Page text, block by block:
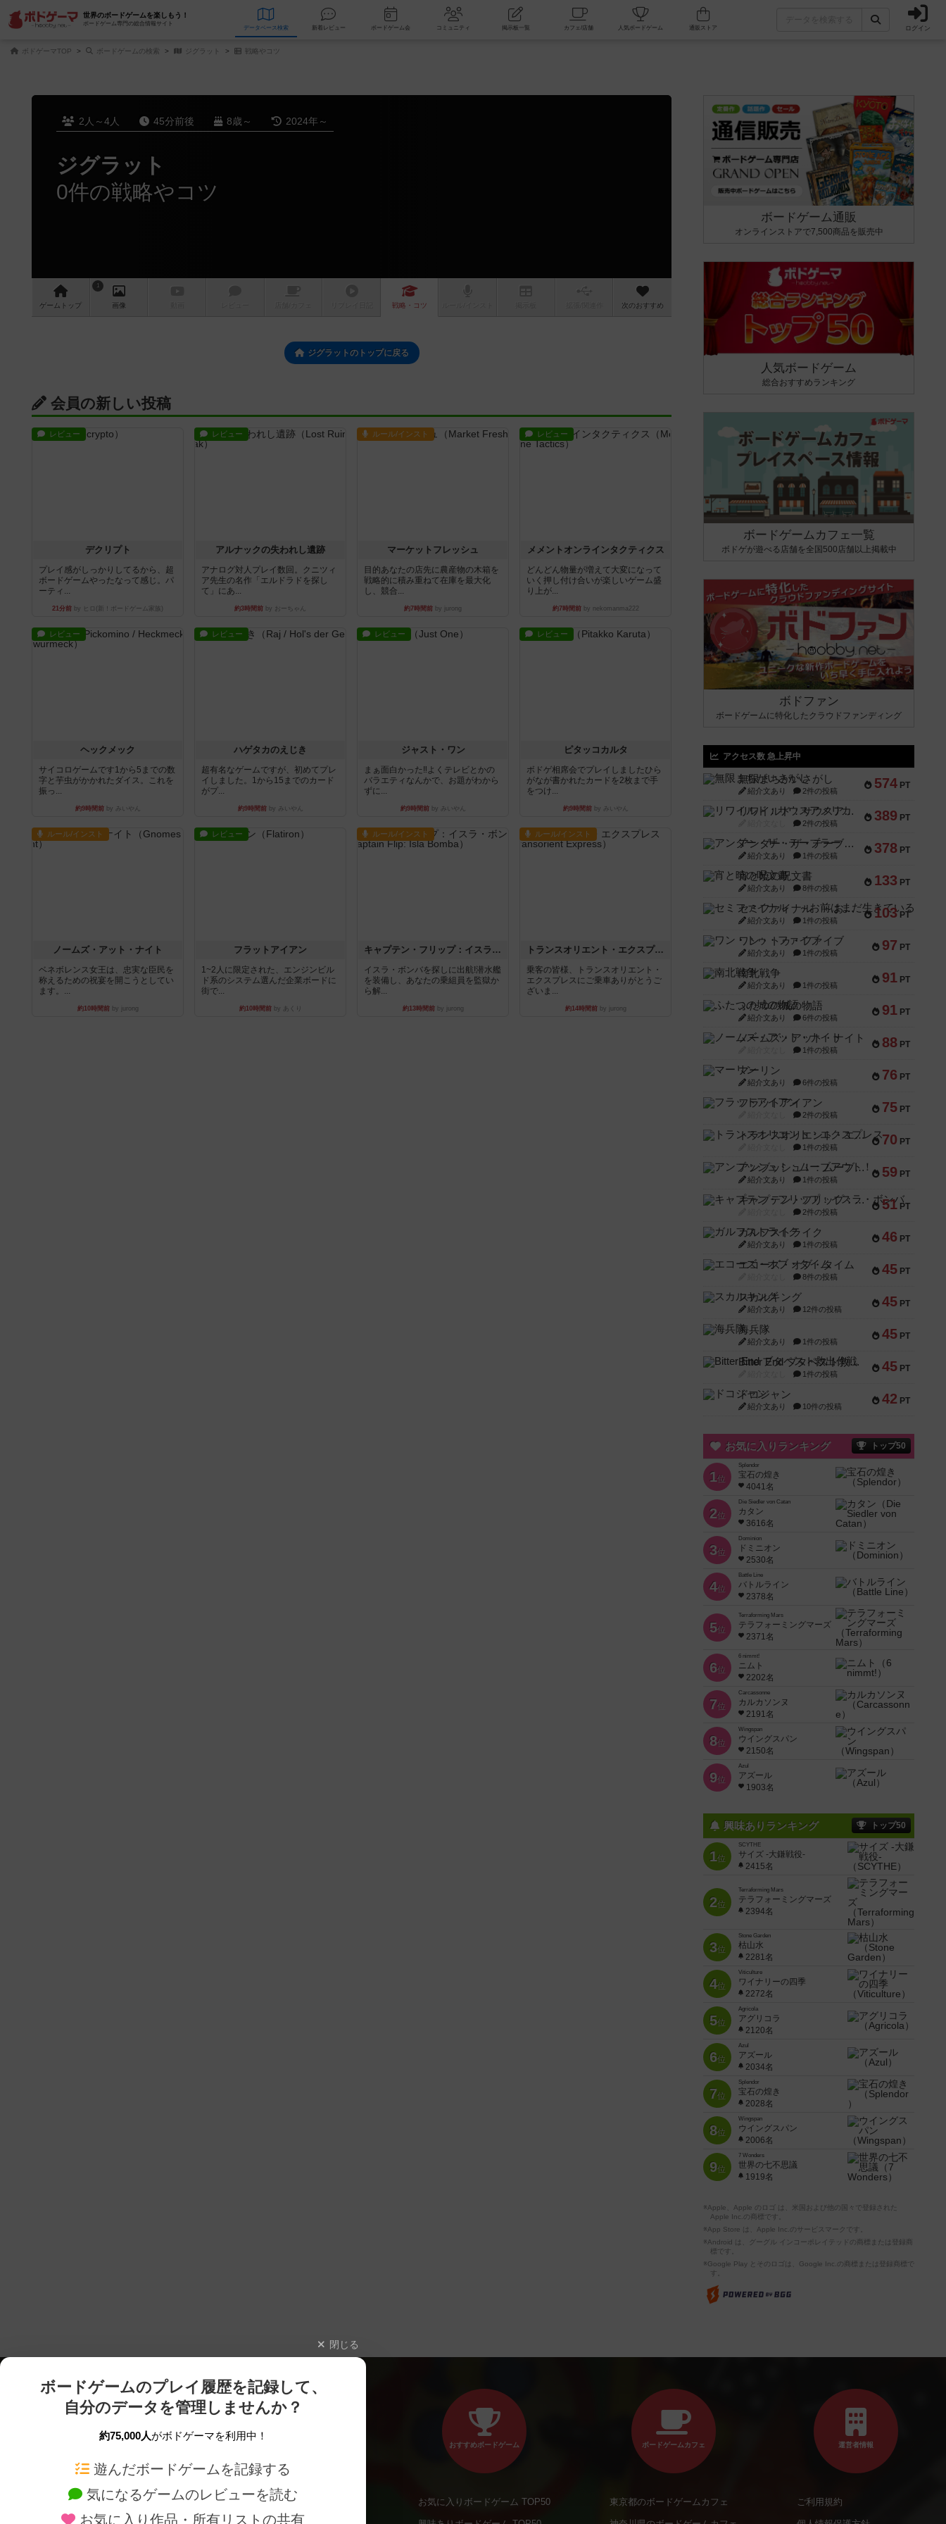
世界のボードゲームを楽しもう！
ボードゲーム専門の総合情報サイト
データベース 検索 新着レビュー ボードゲーム会 コミュニティ 掲示板一覧 カフェ/店舗 人気ボードゲーム ログイン
ボドゲーマTOP ボードゲームの検索 ジグラット 戦略やコツ
2人～4人 45分前後 8歳～ 2024年～
ジグラット
0件の戦略やコツ
ゲーム トップ
1
画像 戦略 ・コツ 次のおすすめ
ジグラットのトップに戻る
会員の新しい投稿
レビュー
デクリプト
プレイ感がしっかりしてるから、超
ボードゲームやったなって感じ。パ
ーティ...
21分前 by ヒロ(新！ボードゲーム家族)
レビュー
アルナックの失われし遺跡
アナログ対人プレイ数回。クニツィ
ア先生の名作「エルドラドを探し
て」にあ...
約3時間前 by おーちゃん
ルール/インスト
マーケットフレッシュ
目的あなたの店先に農産物の木箱を
戦略的に積み重ねて在庫を最大化
し、競合...
約7時間前 by jurong
レビュー
メメントオンラインタクティクス
どんどん物量が増えて大変になって
いく押し付け合いが楽しいゲーム盛
り上が...
約7時間前by nekomanma222
レビュー
ヘックメック
サイコロゲームです1から5までの数
字と芋虫がかかれたダイス。これを
振っ...
約9時間前by みいやん
レビュー
ハゲタカのえじき
超有名なゲームですが、初めてプレ
イしました。1から15までのカード
がプ...
約9時間前by みいやん
レビュー
ジャスト・ワン
まぁ面白かった‼️よくテレビとかの
バラエティなんかで、お題がわから
ずに...
約9時間前by みいやん
レビュー
ピタッコカルタ
ボドゲ相席会でプレイしましたひら
がなが書かれたカードを2枚まで手
をつけ...
約9時間前by みいやん
ルール/インスト
ノームズ・アット・ナイト
ベネボレンス女王は、忠実な臣民を
称えるための祝宴を開こうとしてい
ます。...
約10時間前by jurong
レビュー
フラットアイアン
1~2人に限定された、エンジンビル
ド系のシステム選んだ企業ボードに
街で...
約10時間前by あくり
ルール/インスト
キャプテン・フリップ：イスラ・ボンバ
イスラ・ボンバを探しに出航!潜水艦
を装備し、あなたの乗組員を監獄か
ら解...
約13時間前by jurong
ルール/インスト
トランスオリエント・エクスプレス
乗客の皆様、トランスオリエント・
エクスプレスにご乗車ありがとうご
ざいま...
約14時間前by jurong
ボードゲーム通販
オンラインストアで7,500商品を販売中
人気ボードゲーム
総合おすすめランキング
ボードゲームカフェ一覧
ボドゲが遊べる店舗を全国500店舗以上掲載中
ボドファン
ボードゲームに特化したクラウドファンディング
アクセス数 急上昇中
574 PT
無限まちがいさがし
紹介文あり 2件の投稿
389 PT
リワイルド：サウスアメリカ
2件の投稿
378 PT
アンダー・ザ・テーブラー
紹介文あり 1件の投稿
133 PT
宵と暁の呪文書
紹介文あり 8件の投稿
103 PT
セミファイナル ～お前はまだ生きている～
紹介文あり 1件の投稿
97 PT
ワン・トゥ・ファイブ
紹介文あり 1件の投稿
91 PT
南北戦争
紹介文あり 1件の投稿
91 PT
ふたつの城の物語
紹介文あり 6件の投稿
88 PT
ノームズ・アット・ナイト
1件の投稿
76 PT
マーリン
紹介文あり 6件の投稿
75 PT
フラットアイアン
2件の投稿
70 PT
トランスオリエント・エクスプレス
1件の投稿
59 PT
アンブッシュ！：ムーブアウト！
紹介文あり 1件の投稿
51 PT
キャプテン・フリップ：イスラ・ボンバ
2件の投稿
46 PT
ガルフストライク
紹介文あり 1件の投稿
45 PT
エコーズ・オブ・タイム
8件の投稿
45 PT
スカルキング
紹介文あり 12件の投稿
45 PT
海兵隊
紹介文あり 1件の投稿
45 PT
Bitter End ブタペスト救出作戦
1件の投稿
42 PT
ドコジャン
紹介文あり 10件の投稿
お気に入りランキング トップ50
1位
Splendor
宝石の煌き
4041名
2位
Die Siedler von Catan
カタン
3616名
3位
Dominion
ドミニオン
2530名
4位
Battle Line
バトルライン
2378名
5位
Terraforming Mars
テラフォーミングマーズ
2371名
6位
6 nimmt!
ニムト
2202名
7位
Carcassonne
カルカソンヌ
2191名
8位
Wingspan
ウイングスパン
2150名
9位
Azul
アズール
1903名
興味ありランキング トップ50
1位
SCYTHE
サイズ -大鎌戦役-
2415名
2位
Terraforming Mars
テラフォーミングマーズ
2394名
3位
Stone Garden
枯山水
2281名
4位
Viticulture
ワイナリーの四季
2272名
5位
Agricola
アグリコラ
2120名
6位
Azul
アズール
2034名
7位
Splendor
宝石の煌き
2028名
8位
Wingspan
ウイングスパン
2006名
9位
7 Wonders
世界の七不思議
1919名
※Apple、Apple のロゴ は、米国および他の国々で登録された
Apple Inc.の商標です。
※App Store は、Apple Inc.のサービスマークです。
※Android は、グーグル インコーポレイテッドの商標または登録商
標です。
※Google Play とそのロゴは、Google Inc.の商標または登録商標で
す。
閉じる
ボードゲームのプレイ履歴を記録して、
自分のデータを管理しませんか？
約75,000人がボドゲーマを利用中！
遊んだボードゲームを記録する
気になるゲームのレビューを読む
お気に入り作品・所有リストの共有
ボードゲームを検索する 新作・再入荷情報
おすすめボードゲーム
お気に入りボードゲーム TOP50
ボードゲームカフェ
東京都のボードゲームカフェ
運営者情報
ご利用規約